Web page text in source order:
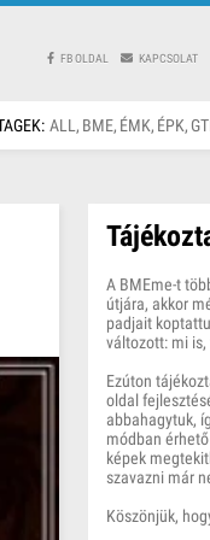
FB OLDAL KAPCSOLAT
ALL BME ÉMK ÉPK
A BMEme-t
útjára, akkor
padjait
változott: mi is,
Ezúton
oldal
abbahagytuk,
módban
képek
szavazni már
Köszönjük,